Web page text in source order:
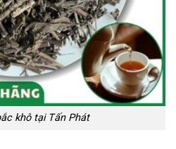
khô tại Tấn Phát